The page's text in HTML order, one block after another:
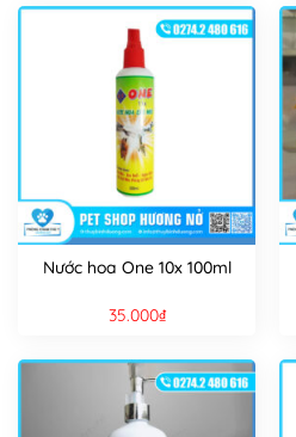
Nước hoa One 10x 100ml
35.000₫